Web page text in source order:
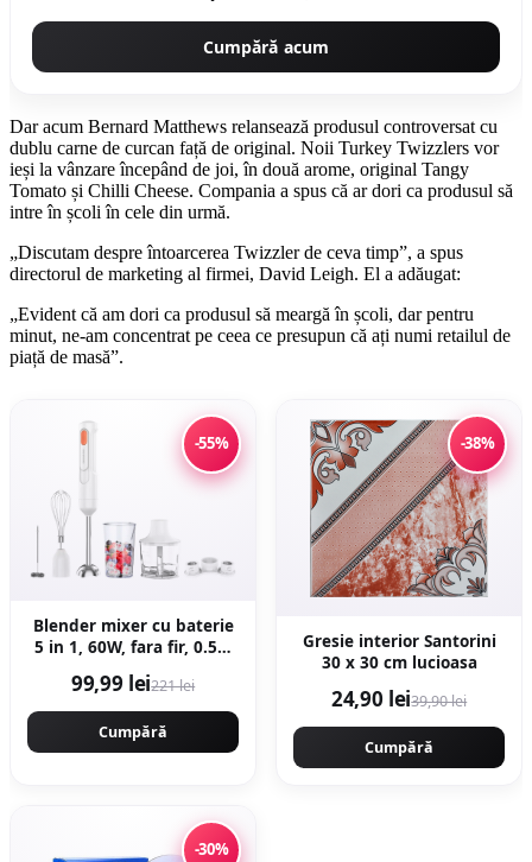
Cumpără acum
Dar acum Bernard Matthews relansează produsul controversat cu
dublu carne de curcan față de original. Noii Turkey Twizzlers vor
ieși la vânzare începând de joi, în două arome, original Tangy
Tomato și Chilli Cheese. Compania a spus că ar dori ca produsul să
intre în școli în cele din urmă.
„Discutam despre întoarcerea Twizzler de ceva timp”, a spus
directorul de marketing al firmei, David Leigh. El a adăugat:
„Evident că am dori ca produsul să meargă în școli, dar pentru
minut, ne-am concentrat pe ceea ce presupun că ați numi retailul de
piață de masă”.
-55%
Blender mixer cu baterie
5 in 1, 60W, fara fir, 0.5L,
99,99 lei221 lei
Cumpără
-38%
Gresie interior Santorini
30 x 30 cm lucioasa
24,90 lei39,90 lei
Cumpără
-30%